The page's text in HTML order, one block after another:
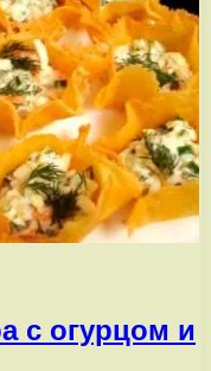
с огурцом и